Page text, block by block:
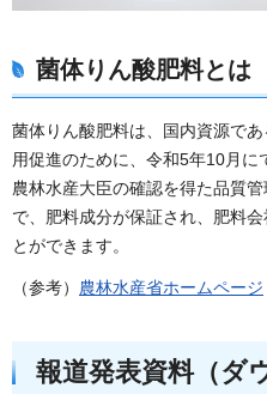
菌体りん酸肥料とは
菌体りん酸肥料は、国内資源で
用促進のために、令和5年10月に
農林水産大臣の確認を得た品質
で、肥料成分が保証され、肥料
とができます。
（参考） 農林水産省ホームページ
報道発表資料（ダ